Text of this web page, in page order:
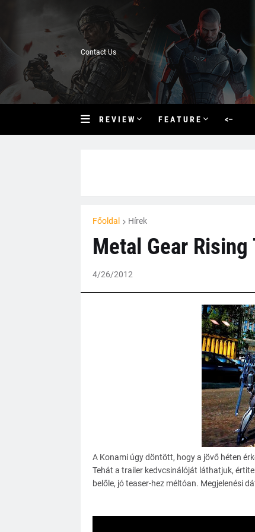
Contact Us
R E V I E W F E A T U R E <–
Főoldal Hírek
Metal Gear Rising
4/26/2012
A Konami úgy döntött, hogy a jövő héten
Tehát a trailer kedvcsinálóját láthatjuk,
belőle, jó teaser-hez méltóan. Megjelenési